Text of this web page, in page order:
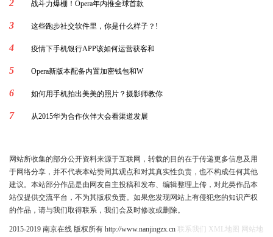
2 战斗力爆棚！Opera年内推全球首款
3 这些跑步社交软件里，你是什么样子？!
4 疫情下手机银行APP该如何运营获客和
5 Opera新版本配备内置加密钱包和W
6 如何用手机拍出美美的照片？摄影师教你
7 从2015华为合作伙伴大会看渠道发展
网站所收集的部分公开资料来源于互联网，转载的目的在于传递更多信息及用
于网络分享，并不代表本站赞同其观点和对其真实性负责，也不构成任何其他
建议。本站部分作品是由网友自主投稿和发布、编辑整理上传，对此类作品本
站仅提供交流平台，不为其版权负责。如果您发现网站上有侵犯您的知识产权
的作品，请与我们取得联系，我们会及时修改或删除。
2015-2019 南京在线 版权所有 http://www.nanjingzx.cn 联系我们 XML地图
网站地